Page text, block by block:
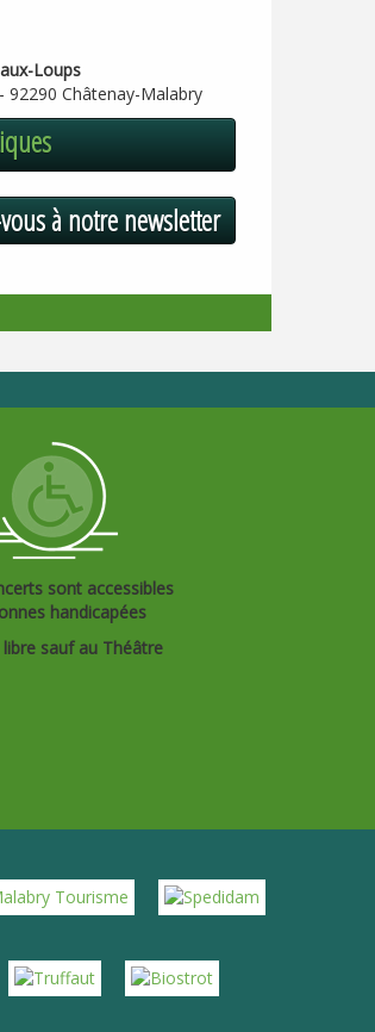
Loups
92290 Châtenay-Malabry
à notre newsletter
sont accessibles
handicapées
sauf au Théâtre